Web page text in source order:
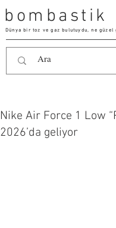
bombastik
Dünya bir toz ve gaz bulutuydu, ne güzel
Nike Air Force 1 Low
2026’da geliyor